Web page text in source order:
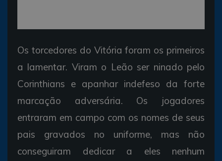
Os torcedores do Vitória foram os primeiros
a lamentar. Viram o Leão ser ninado pelo
Corinthians e apanhar indefeso da forte
marcação adversária. Os jogadores
entraram em campo com os nomes de seus
pais gravados no uniforme, mas não
conseguiram dedicar a eles nenhum